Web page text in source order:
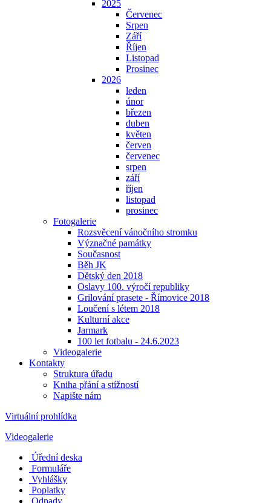
2025
Červenec
Srpen
Září
Říjen
Listopad
Prosinec
2026
leden
únor
březen
duben
květen
červen
červenec
srpen
září
říjen
listopad
prosinec
Fotogalerie
Rozsvěcení vánočního stromku
Význačné památky
Současnost
Běh JK
Dětský den 2018
Oslavy 100. výročí republiky
Grilování prasete - Římovice 2018
Loučení s létem 2018
Kulturní akce
Jarmark
100 let fotbalu - 24.6.2023
Videogalerie
Kontakty
Struktura úřadu
Kniha přání a stížností
Napište nám
Virtuální prohlídka
Videogalerie
Úřední deska
Formuláře
Vyhlášky
Poplatky
Odpady